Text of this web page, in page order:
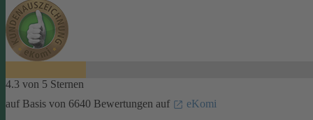
4.3 von 5 Sternen
auf Basis von 6640 Bewertungen auf
eKomi